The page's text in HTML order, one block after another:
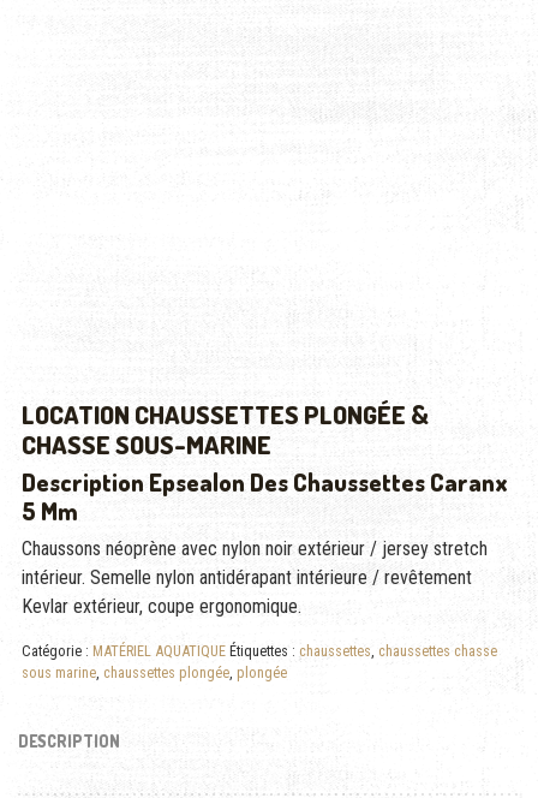
LOCATION CHAUSSETTES PLONGÉE &
CHASSE SOUS-MARINE
Description Epsealon Des Chaussettes Caranx
5 Mm
Chaussons néoprène avec nylon noir extérieur / jersey stretch
intérieur. Semelle nylon antidérapant intérieure / revêtement
Kevlar extérieur, coupe ergonomique.
Catégorie : MATÉRIEL AQUATIQUE Étiquettes : chaussettes chaussettes chasse
sous marine, chaussettes plongée, plongée
DESCRIPTION